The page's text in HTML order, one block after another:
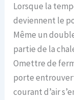
Lorsque la
deviennent le
Même un
partie de la
Omettre de
porte
courant d’air